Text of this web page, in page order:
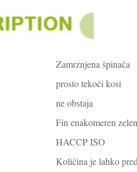
Zamrznjena špinača
prosto tekoči kosi
ne obstaja
Fin enakomeren
HACCP ISO
Količina je lahko